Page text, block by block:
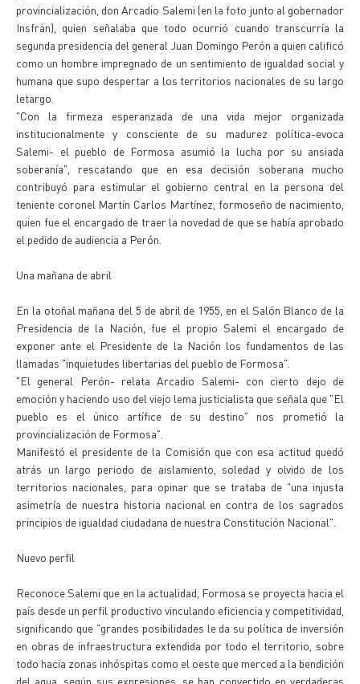
provincialización, don Arcadio Salemi (en la foto junto al gobernador
Insfrán), quien señalaba que todo ocurrió cuando transcurría la
segunda presidencia del general Juan Domingo Perón a quien calificó
como un hombre impregnado de un sentimiento de igualdad social y
humana que supo despertar a los territorios nacionales de su largo
letargo.
"Con la firmeza esperanzada de una vida mejor organizada
institucionalmente y consciente de su madurez política-evoca
Salemi- el pueblo de Formosa asumió la lucha por su ansiada
soberanía", rescatando que en esa decisión soberana mucho
contribuyó para estimular el gobierno central en la persona del
teniente coronel Martín Carlos Martínez, formoseño de nacimiento,
quien fue el encargado de traer la novedad de que se había aprobado
el pedido de audiencia a Perón.
Una mañana de abril
En la otoñal mañana del 5 de abril de 1955, en el Salón Blanco de la
Presidencia de la Nación, fue el propio Salemi el encargado de
exponer ante el Presidente de la Nación los fundamentos de las
llamadas "inquietudes libertarias del pueblo de Formosa".
"El general Perón- relata Arcadio Salemi- con cierto dejo de
emoción y haciendo uso del viejo lema justicialista que señala que "El
pueblo es el único artífice de su destino" nos prometió la
provincialización de Formosa".
Manifestó el presidente de la Comisión que con esa actitud quedó
atrás un largo periodo de aislamiento, soledad y olvido de los
territorios nacionales, para opinar que se trataba de "una injusta
asimetría de nuestra historia nacional en contra de los sagrados
principios de igualdad ciudadana de nuestra Constitución Nacional".
Nuevo perfil
Reconoce Salemi que en la actualidad, Formosa se proyecta hacia el
país desde un perfil productivo vinculando eficiencia y competitividad,
significando que "grandes posibilidades le da su política de inversión
en obras de infraestructura extendida por todo el territorio, sobre
todo hacia zonas inhóspitas como el oeste que merced a la bendición
del agua, según sus expresiones, se han convertido en verdaderas